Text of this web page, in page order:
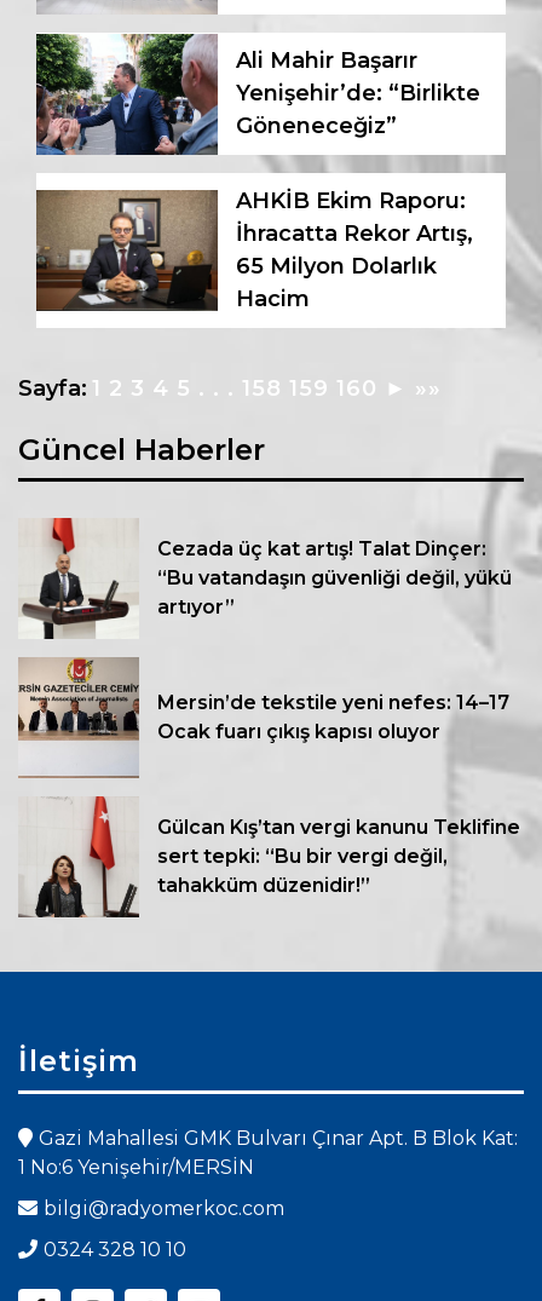
Ali Mahir Başarır
Yenişehir’de: “Birlikte
Göneneceğiz”
AHKİB Ekim Raporu:
İhracatta Rekor Artış,
65 Milyon Dolarlık
Hacim
Sayfa: 1 2 3 4 5 . . . 158 159 160 ► »»
Güncel Haberler
Cezada üç kat artış! Talat Dinçer:
“Bu vatandaşın güvenliği değil, yükü
artıyor”
Mersin’de tekstile yeni nefes: 14–17
Ocak fuarı çıkış kapısı oluyor
Gülcan Kış’tan vergi kanunu Teklifine
sert tepki: “Bu bir vergi değil,
tahakküm düzenidir!”
İletişim
Gazi Mahallesi GMK Bulvarı Çınar Apt. B Blok Kat:
1 No:6 Yenişehir/MERSİN
bilgi@radyomerkoc.com
0324 328 10 10